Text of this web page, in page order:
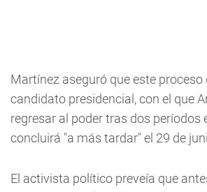
Martínez aseguró que este proceso
candidato presidencial, con el que
regresar al poder tras dos períodos
concluirá "a más tardar" el 29 de
El activista político preveía que